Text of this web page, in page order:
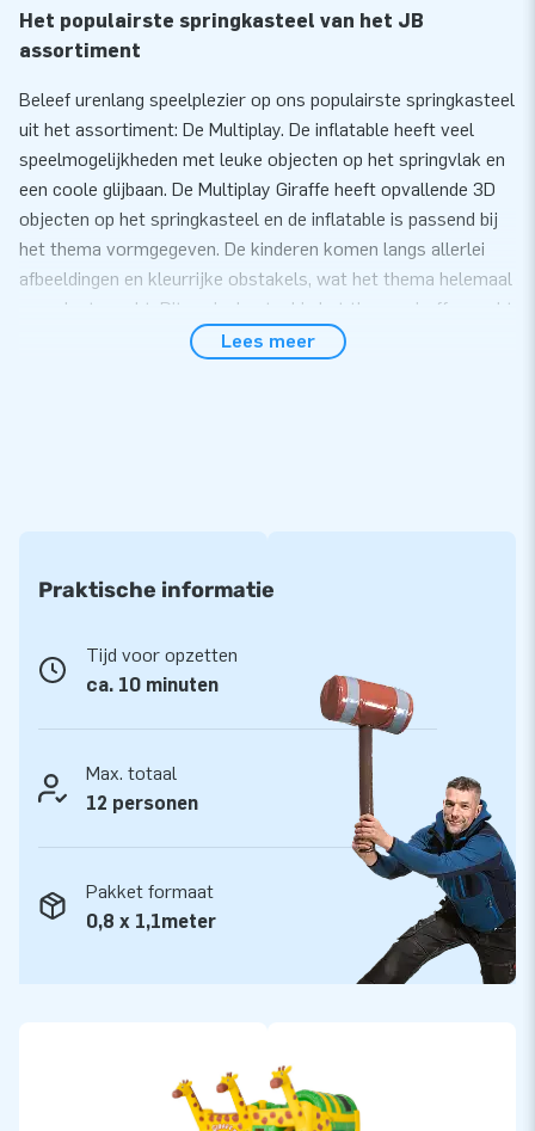
Het populairste springkasteel van het JB
assortiment
Beleef urenlang speelplezier op ons populairste springkasteel
uit het assortiment: De Multiplay. De inflatable heeft veel
speelmogelijkheden met leuke objecten op het springvlak en
een coole glijbaan. De Multiplay Giraffe heeft opvallende 3D
objecten op het springkasteel en de inflatable is passend bij
het thema vormgegeven. De kinderen komen langs allerlei
afbeeldingen en kleurrijke obstakels, wat het thema helemaal
compleet maakt. Dit springkasteel in het thema giraffe maakt
het feest van jouw klant helemaal compleet!
verankeringsmateriaal, transportzak, en een duidelijke
Kwaliteit en Garantie
JB kussens zijn op meerdere punten verstevigd en
meervoudig gestikt en zijn gemaakt van sterk, hoge kwaliteit
PVC. Ze zijn daardoor duurzaam en eenvoudig schoon te
houden. Het Multiplay springkasteel wordt tevens door JB
geleverd met 5 jaar garantie. Hierdoor lever jij met dit
Koop de Multiplay Giraffe en bezorg jouw klanten de dag van
Meer dan 15.000 klanten kozen ook voor JB
lucht springen. Vaak letterlijk. Ons team van designers,
ontwikkelaars en logistiek medewerkers leveren unieke
Lees meer
Praktische informatie
Tijd voor opzetten
ca. 10 minuten
Max. totaal
12 personen
Pakket formaat
0,8 x 1,1meter